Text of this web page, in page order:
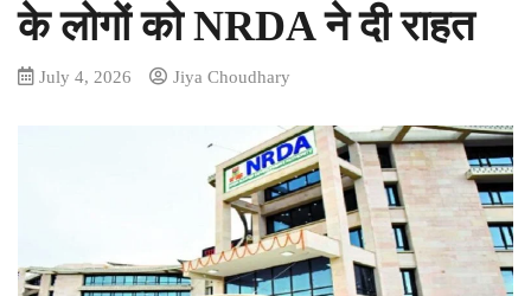
के लोगों को NRDA ने दी राहत
July 4, 2026 Jiya Choudhary